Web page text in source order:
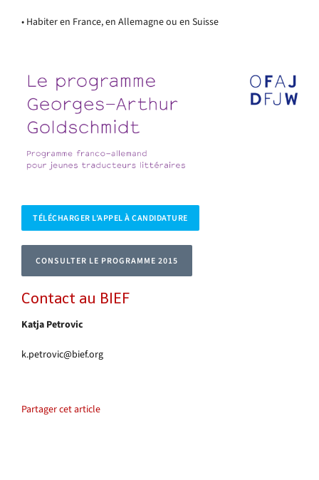
• Habiter en France, en Allemagne ou en Suisse
TÉLÉCHARGER L'APPEL À CANDIDATURE
CONSULTER LE PROGRAMME 2015
Contact au BIEF
Katja Petrovic
k.petrovic@bief.org
Partager cet article